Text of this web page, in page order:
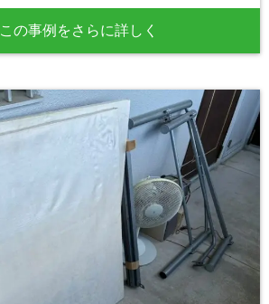
この事例をさらに詳しく